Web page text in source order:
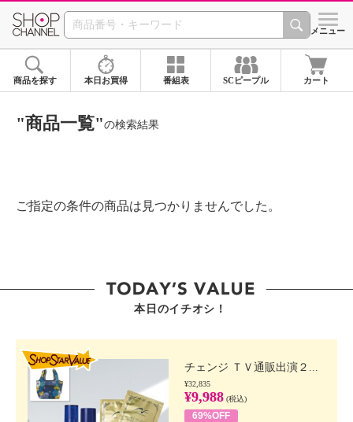
SHOP CHANNEL ショッ
メニュー
商品を探す 本日お買得 番組表 SCピープル カート
"商品一覧"の検索結果
ご指定の条件の商品は見つかりませんでした。
本日のイチオシ！
チェンジ ＴＶ通販出演２...
¥32,835
¥9,988 (税込)
69%OFF